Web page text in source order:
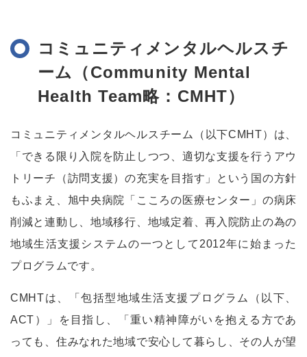
コミュニティメンタルヘルスチ
ーム（Community Mental
Health Team略：CMHT）
コミュニティメンタルヘルスチーム（以下CMHT）は、
「できる限り入院を防止しつつ、適切な支援を行うアウ
トリーチ（訪問支援）の充実を目指す」という国の方針
もふまえ、旭中央病院「こころの医療センター」の病床
削減と連動し、地域移行、地域定着、再入院防止の為の
地域生活支援システムの一つとして2012年に始まった
プログラムです。
CMHTは、「包括型地域生活支援プログラム（以下、
ACT）」を目指し、「重い精神障がいを抱える方であ
っても、住みなれた地域で安心して暮らし、その人が望